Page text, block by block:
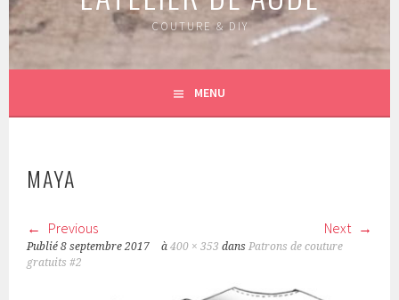
COUTURE & DIY
MENU
MAYA
Previous Next
Publié8 septembre 2017 à400 × 353 dansPatrons de couture
gratuits #2